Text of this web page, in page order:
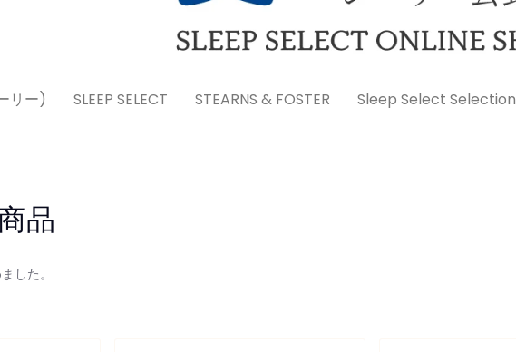
リー) SLEEP SELECT STEARNS & FOSTER Sleep Select Selection
品
した。